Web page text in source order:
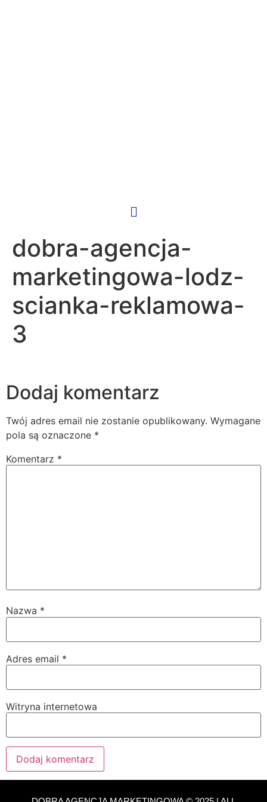
dobra-agencja-
marketingowa-lodz-
scianka-reklamowa-
3
Dodaj komentarz
Twój adres email nie zostanie opublikowany. Wymagane
pola są oznaczone *
Komentarz *
Nazwa *
Adres email *
Witryna internetowa